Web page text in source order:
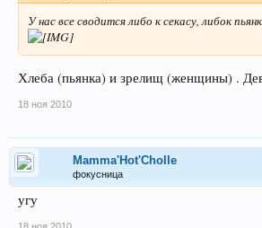
У нас все сводится либо к секасу, либок
Хлеба (пьянка) и зрелищ (женщины) .
18 ноя 2010
Mamma'Hot'Cholle
фокусница
угу